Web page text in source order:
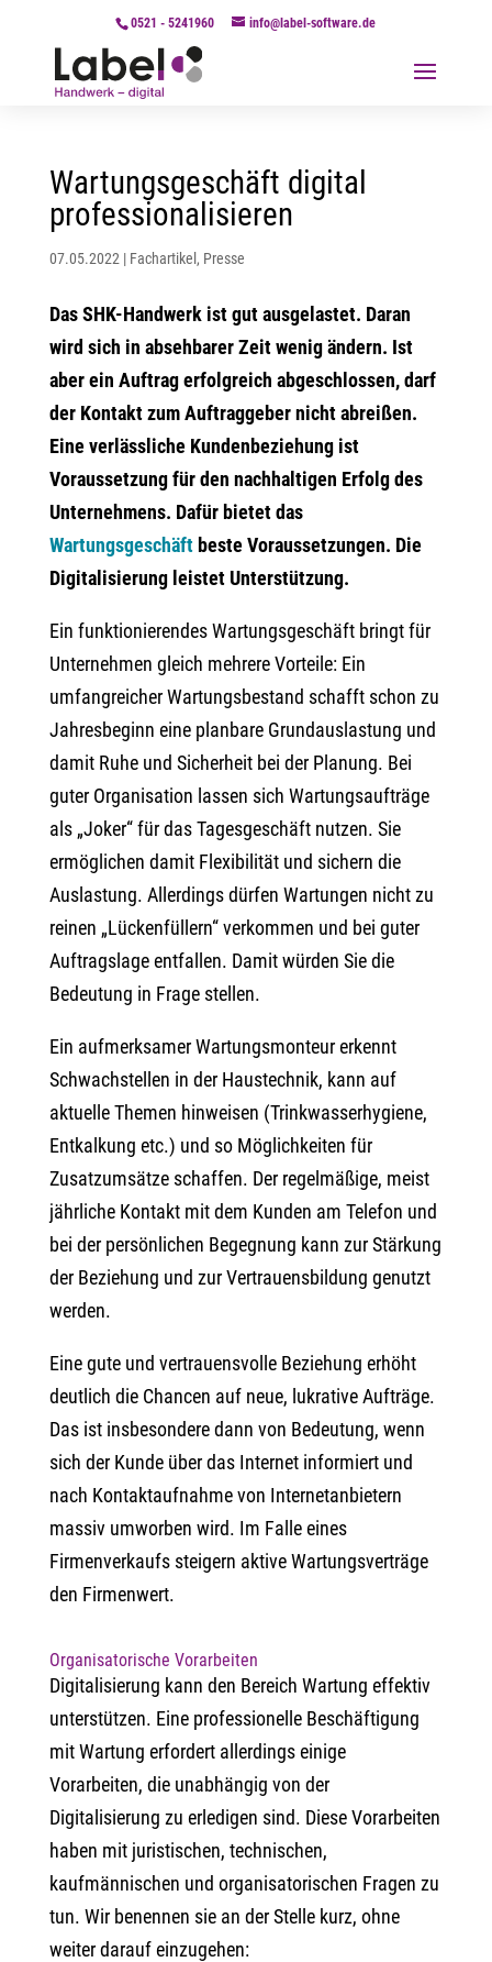
0521 - 5241960 info@label-software.de
Wartungsgeschäft digital
professionalisieren
07.05.2022 | Fachartikel , Presse
Das SHK-Handwerk ist gut ausgelastet. Daran
wird sich in absehbarer Zeit wenig ändern. Ist
aber ein Auftrag erfolgreich abgeschlossen, darf
der Kontakt zum Auftraggeber nicht abreißen.
Eine verlässliche Kundenbeziehung ist
Voraussetzung für den nachhaltigen Erfolg des
Unternehmens. Dafür bietet das
Wartungsgeschäftbeste Voraussetzungen. Die
Digitalisierung leistet Unterstützung.
Ein funktionierendes Wartungsgeschäft bringt für
Unternehmen gleich mehrere Vorteile: Ein
umfangreicher Wartungsbestand schafft schon zu
Jahresbeginn eine planbare Grundauslastung und
damit Ruhe und Sicherheit bei der Planung. Bei
guter Organisation lassen sich Wartungsaufträge
als „Joker“ für das Tagesgeschäft nutzen. Sie
ermöglichen damit Flexibilität und sichern die
Auslastung. Allerdings dürfen Wartungen nicht zu
reinen „Lückenfüllern“ verkommen und bei guter
Auftragslage entfallen. Damit würden Sie die
Bedeutung in Frage stellen.
Ein aufmerksamer Wartungsmonteur erkennt
Schwachstellen in der Haustechnik, kann auf
aktuelle Themen hinweisen (Trinkwasserhygiene,
Entkalkung etc.) und so Möglichkeiten für
Zusatzumsätze schaffen. Der regelmäßige, meist
jährliche Kontakt mit dem Kunden am Telefon und
bei der persönlichen Begegnung kann zur Stärkung
der Beziehung und zur Vertrauensbildung genutzt
werden.
Eine gute und vertrauensvolle Beziehung erhöht
deutlich die Chancen auf neue, lukrative Aufträge.
Das ist insbesondere dann von Bedeutung, wenn
sich der Kunde über das Internet informiert und
nach Kontaktaufnahme von Internetanbietern
massiv umworben wird. Im Falle eines
Firmenverkaufs steigern aktive Wartungsverträge
den Firmenwert.
Organisatorische Vorarbeiten
Digitalisierung kann den Bereich Wartung effektiv
unterstützen. Eine professionelle Beschäftigung
mit Wartung erfordert allerdings einige
Vorarbeiten, die unabhängig von der
Digitalisierung zu erledigen sind. Diese Vorarbeiten
haben mit juristischen, technischen,
kaufmännischen und organisatorischen Fragen zu
tun. Wir benennen sie an der Stelle kurz, ohne
weiter darauf einzugehen: